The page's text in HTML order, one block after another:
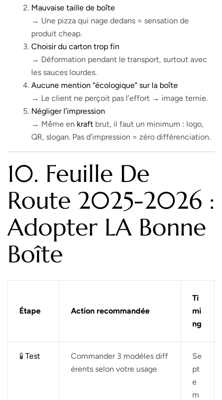
Mauvaise taille de boîte
→ Une pizza qui nage dedans = sensation de
produit cheap.
Choisir du carton trop fin
→ Déformation pendant le transport, surtout avec
les sauces lourdes.
Aucune mention “écologique” sur la boîte
→ Le client ne perçoit pas l’effort → image ternie.
Négliger l’impression
→ Même en kraft brut, il faut un minimum : logo,
QR, slogan. Pas d’impression = zéro différenciation.
10. Feuille De
Route 2025-2026 :
Adopter LA Bonne
Boîte
Étape Action recommandée
Ti
mi
ng
🧪 Test
Commander 3 modèles diff
érents selon votre usage
Se
pt
e
m